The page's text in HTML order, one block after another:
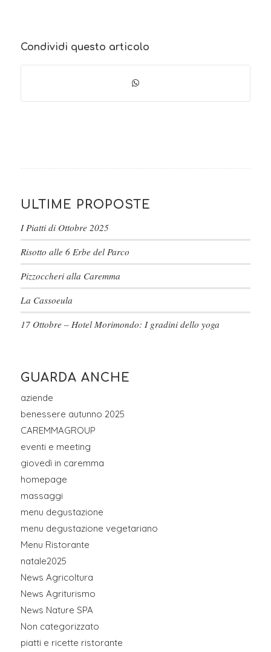
Condividi questo articolo
ULTIME PROPOSTE
I Piatti di Ottobre 2025
Risotto alle 6 Erbe del Parco
Pizzoccheri alla Caremma
La Cassoeula
17 Ottobre – Hotel Morimondo: I gradini dello yoga
GUARDA ANCHE
aziende
benessere autunno 2025
CAREMMAGROUP
eventi e meeting
giovedì in caremma
homepage
massaggi
menu degustazione
menu degustazione vegetariano
Menu Ristorante
natale2025
News Agricoltura
News Agriturismo
News Nature SPA
Non categorizzato
piatti e ricette ristorante